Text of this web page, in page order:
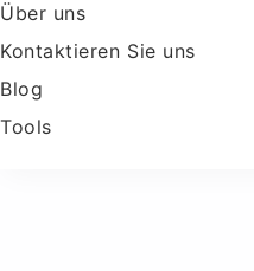
Über uns
Kontaktieren Sie uns
Blog
Tools